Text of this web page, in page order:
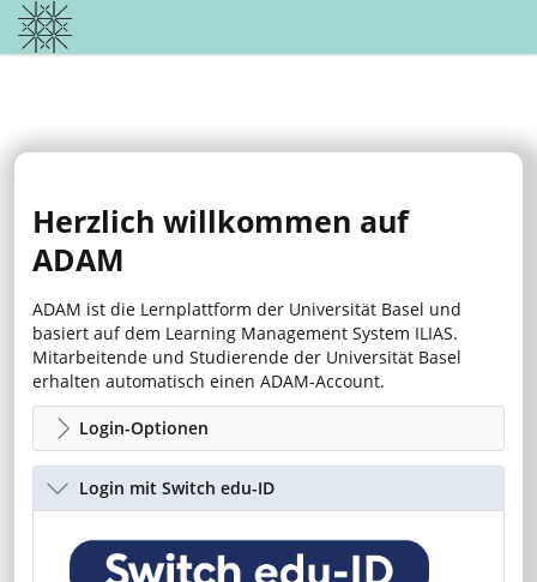
Herzlich willkommen auf
ADAM
ADAM ist die Lernplattform der Universität Basel und
basiert auf dem Learning Management System ILIAS.
Mitarbeitende und Studierende der Universität Basel
erhalten automatisch einen ADAM-Account.
Login-Optionen
Login mit Switch edu-ID